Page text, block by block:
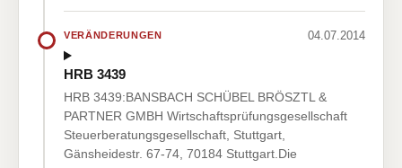
VERÄNDERUNGEN 04.07.2014
HRB 3439
HRB 3439:BANSBACH SCHÜBEL BRÖSZTL &
PARTNER GMBH Wirtschaftsprüfungsgesellschaft
Steuerberatungsgesellschaft, Stuttgart,
Gänsheidestr. 67-74, 70184 Stuttgart.Die